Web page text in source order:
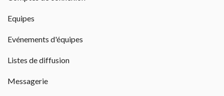
Equipes
Evénements d'équipes
Listes de diffusion
Messagerie